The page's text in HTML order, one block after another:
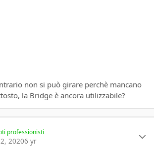
non si può girare perchè mancano
la Bridge è ancora utilizzabile?
professionisti
20206 yr